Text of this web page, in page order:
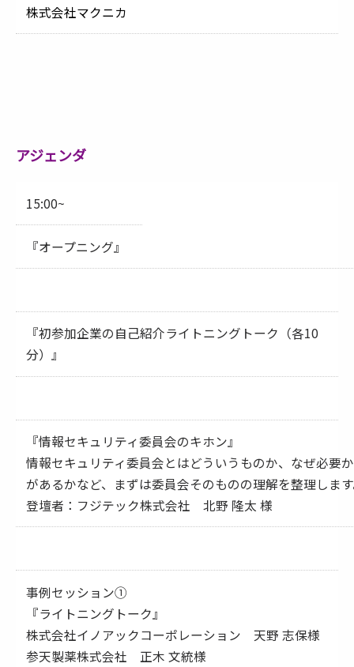
株式会社マクニカ
アジェンダ
15:00~
『オープニング』
『初参加企業の自己紹介ライトニングトーク（各10
分）』
『情報セキュリティ委員会のキホン』
情報セキュリティ委員会とはどういうものか、なぜ必要
があるかなど、まずは委員会そのものの理解を整理しま
登壇者：フジテック株式会社 北野 隆太 様
事例セッション①
『ライトニングトーク』
株式会社イノアックコーポレーション 天野 志保様
参天製薬株式会社 正木 文統様